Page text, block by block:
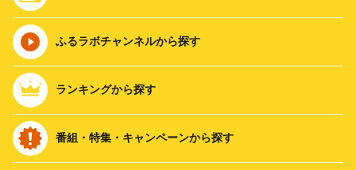
ふるラボチャンネルから探す
ランキングから探す
番組・特集・キャンペーンから探す